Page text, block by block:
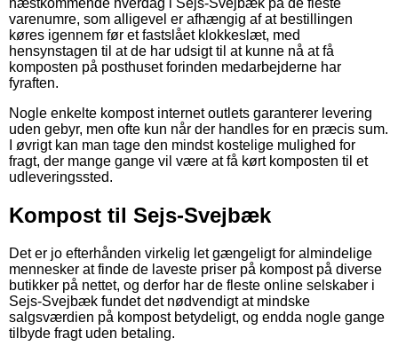
varenumre, som alligevel er afhængig af at bestillingen
køres igennem før et fastslået klokkeslæt, med
hensynstagen til at de har udsigt til at kunne nå at få
komposten på posthuset forinden medarbejderne har
fyraften.
Nogle enkelte kompost internet outlets garanterer levering
uden gebyr, men ofte kun når der handles for en præcis sum.
I øvrigt kan man tage den mindst kostelige mulighed for
fragt, der mange gange vil være at få kørt komposten til et
udleveringssted.
Kompost til Sejs-Svejbæk
Det er jo efterhånden virkelig let gængeligt for almindelige
mennesker at finde de laveste priser på kompost på diverse
butikker på nettet, og derfor har de fleste online selskaber i
Sejs-Svejbæk fundet det nødvendigt at mindske
salgsværdien på kompost betydeligt, og endda nogle gange
tilbyde fragt uden betaling.